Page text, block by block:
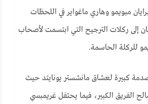
مبويمو وهاري ماغواير في اللحظات
إلى ركلات الترجيح التي ابتسمت لأصحاب
للركلة الحاسمة.
كبيرة لعشاق مانشستر يونايتد حيث
الفريق الكبير، فيما يحتفل غريمبسي